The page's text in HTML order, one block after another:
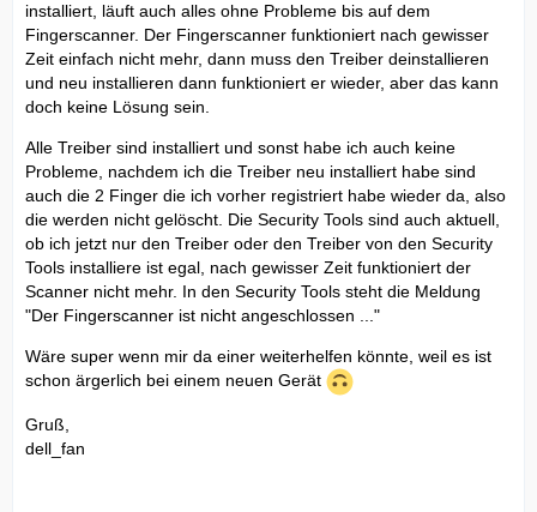
installiert, läuft auch alles ohne Probleme bis auf dem
Fingerscanner. Der Fingerscanner funktioniert nach gewisser
Zeit einfach nicht mehr, dann muss den Treiber deinstallieren
und neu installieren dann funktioniert er wieder, aber das kann
doch keine Lösung sein.
Alle Treiber sind installiert und sonst habe ich auch keine
Probleme, nachdem ich die Treiber neu installiert habe sind
auch die 2 Finger die ich vorher registriert habe wieder da, also
die werden nicht gelöscht. Die Security Tools sind auch aktuell,
ob ich jetzt nur den Treiber oder den Treiber von den Security
Tools installiere ist egal, nach gewisser Zeit funktioniert der
Scanner nicht mehr. In den Security Tools steht die Meldung
"Der Fingerscanner ist nicht angeschlossen ..."
Wäre super wenn mir da einer weiterhelfen könnte, weil es ist
schon ärgerlich bei einem neuen Gerät
Gruß,
dell_fan